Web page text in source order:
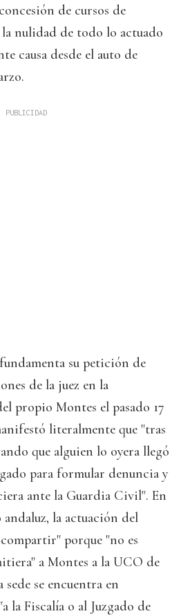
de cursos de
nulidad de todo lo actuado
causa desde el auto de
su petición de
de la juez en la
propio Montes el pasado 17
literalmente que "tras
que alguien lo oyera llegó
para formular denuncia y
ante la Guardia Civil". En
la actuación del
porque "no es
a Montes a la UCO de
se encuentra en
la Fiscalía o al Juzgado de